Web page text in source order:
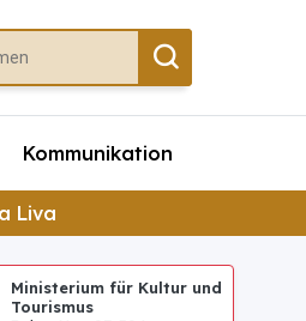
Kommunikation
Liva
Ministerium für Kultur und
Tourismus